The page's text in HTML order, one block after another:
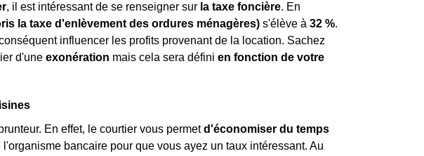
, il est intéressant de se renseigner sur la taxe foncière. En
la taxe d'enlèvement des ordures ménagères) s'élève à 32 %.
influencer les profits provenant de la location. Sachez
d'une exonération mais cela sera défini en fonction de votre
En effet, le courtier vous permetd'économiser du temps
bancaire pour que vous ayez un taux intéressant. Au